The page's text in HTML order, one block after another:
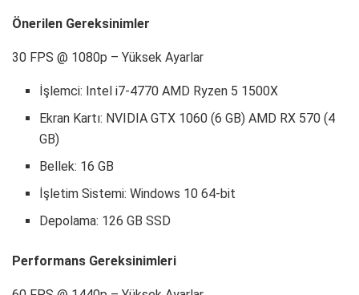
Önerilen Gereksinimler
30 FPS @ 1080p – Yüksek Ayarlar
İşlemci: Intel i7-4770 AMD Ryzen 5 1500X
Ekran Kartı: NVIDIA GTX 1060 (6 GB) AMD RX 570 (4
GB)
Bellek: 16 GB
İşletim Sistemi: Windows 10 64-bit
Depolama: 126 GB SSD
Performans Gereksinimleri